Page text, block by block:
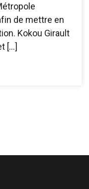
de mettre en
Kokou Girault
[…]